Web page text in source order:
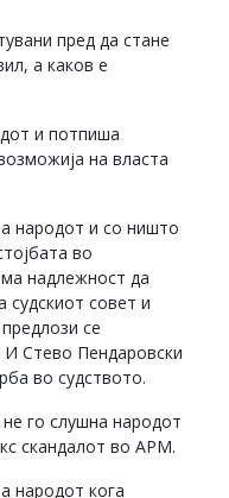
пред да стане
а каков е
и потпиша
на власта
народот и со ништо
во
надлежност да
судскиот совет и
се
Стево Пендаровски
во судството.
го слушна народот
скандалот во АРМ.
народот кога